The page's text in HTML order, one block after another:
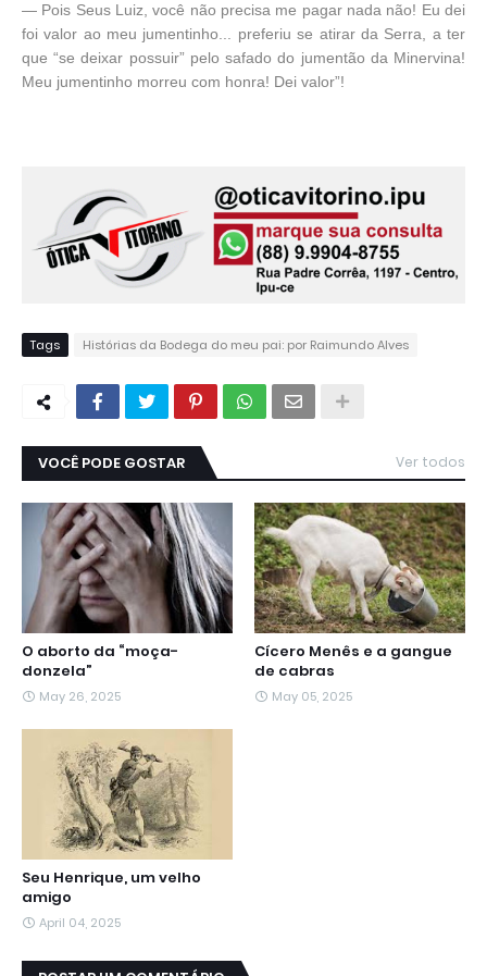
— Pois Seus Luiz, você não precisa me pagar nada não! Eu dei
foi valor ao meu jumentinho... preferiu se atirar da Serra, a ter
que “se deixar possuir” pelo safado do jumentão da Minervina!
Meu jumentinho morreu com honra! Dei valor”!
Tags Histórias da Bodega do meu pai: por Raimundo Alves
VOCÊ PODE GOSTAR Ver todos
O aborto da “moça-
donzela”
May 26, 2025
Cícero Menês e a gangue
de cabras
May 05, 2025
Seu Henrique, um velho
amigo
April 04, 2025